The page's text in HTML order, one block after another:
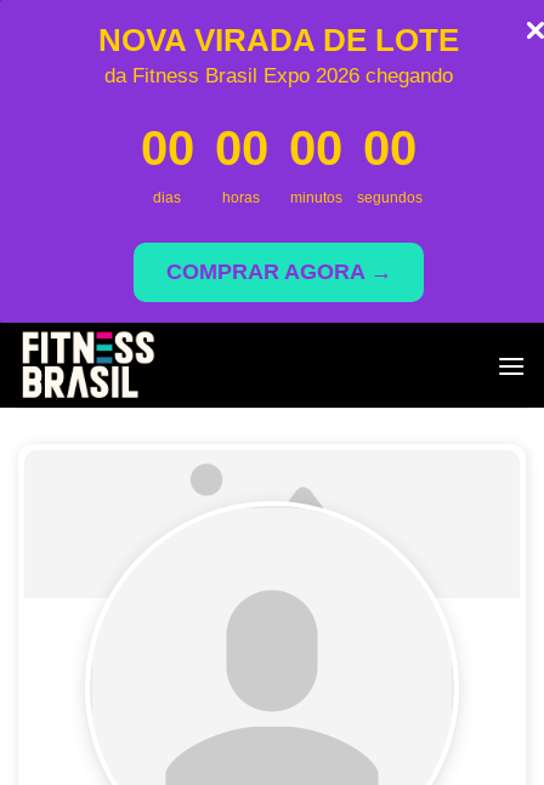
NOVA VIRADA DE LOTE
da Fitness Brasil Expo 2026 chegando
00
dias
00
horas
00
minutos
00
segundos
COMPRAR AGORA →
Skip
content